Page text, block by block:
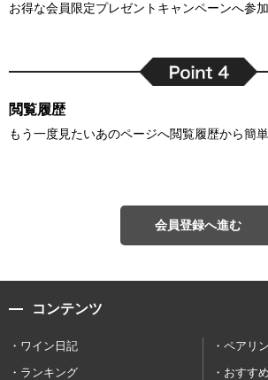
お得な会員限定プレゼントキャンペーンへ参
閲覧履歴
もう一度見たいあのページへ閲覧履歴から簡
会員登録へ進む
コンテンツ
ワイン日記
ペアリ
ランキング
おすす